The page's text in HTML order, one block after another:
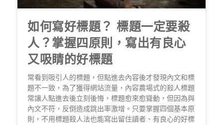
如何寫好標題？ 標題一定要殺
人？掌握四原則，寫出有良心
又吸睛的好標題
常看到吸引人的標題，但點進去內容後才發現內文和標
題不一致，為了獲得網站流量，內容農場式的殺人標題
常讓人點進去後立刻後悔，標題愈來愈聳動，但因為與
內文不符，反倒造成跳出率激增。只要掌握四個基本原
則，不用標題殺人法也能寫出留住讀者、有良心的好標